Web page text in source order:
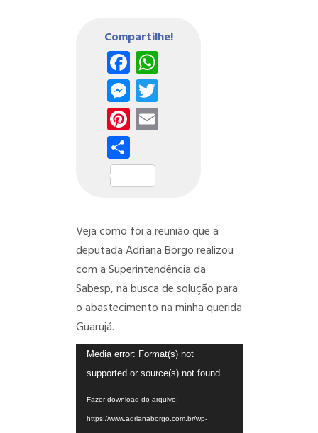
Compartilhe!
Facebook
WhatsApp
Messenger
Twitter
Pinterest
Email
Share
Veja como foi a reunião que a
deputada Adriana Borgo realizou
com a Superintendência da
Sabesp, na busca de solução para
o abastecimento na minha querida
Guarujá.
Tocador
de
Media error: Format(s) not
supported or source(s) not found
Fazer download do arquivo:
https://www.adrianaborgo.com.br/wp-